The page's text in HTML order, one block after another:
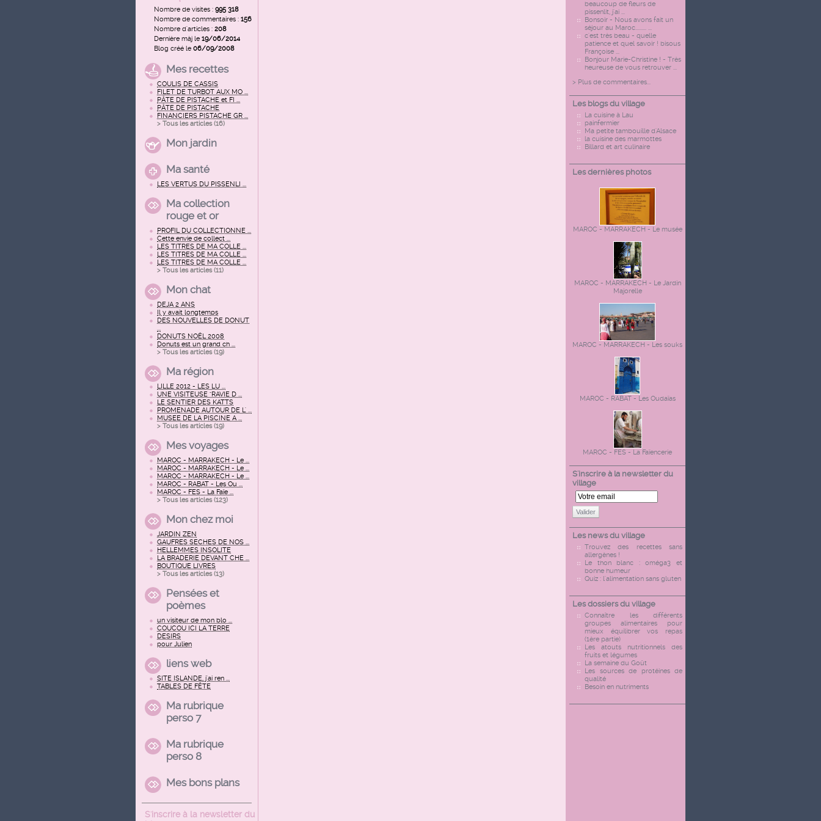
beaucoup de fleurs de
pissenlit, j'ai ...
Bonsoir - Nous avons fait un
séjour au Maroc......... ...
c'est très beau - quelle
patience et quel savoir ! bisous
Françoise ...
Bonjour Marie-Christine ! - Très
heureuse de vous retrouver ...
> Plus de commentaires...
Les blogs du village
La cuisine à Lau
painfermier
Ma petite tambouille d'Alsace
la cuisine des marmottes
Billard et art culinaire
Les dernières photos
MAROC - MARRAKECH - Le musée
MAROC - MARRAKECH - Le Jardin
Majorelle
MAROC - MARRAKECH - Les souks
MAROC - RABAT - Les Oudaïas
MAROC - FES - La Faïencerie
S'inscrire à la newsletter du
village
Valider
Les news du village
Trouvez des recettes sans
allergènes !
Le thon blanc : oméga3 et
bonne humeur
Quiz : l'alimentation sans gluten
Les dossiers du village
Connaître les différents
groupes alimentaires pour
mieux équilibrer vos repas
(1ère partie)
Les atouts nutritionnels des
fruits et légumes
La semaine du Goût
Les sources de protéines de
qualité
Besoin en nutriments
Nombre de visites : 995 318
Nombre de commentaires : 156
Nombre d'articles : 208
Dernière màj le19/06/2014
Blog créé le06/09/2008
Mes recettes
COULIS DE CASSIS
FILET DE TURBOT AUX MO ...
PÂTE DE PISTACHE et FI ...
PÂTE DE PISTACHE
FINANCIERS PISTACHE GR ...
> Tous les articles (16)
Mon jardin
Ma santé
LES VERTUS DU PISSENLI ...
Ma collection
rouge et or
PROFIL DU COLLECTIONNE ...
Cette envie de collect ...
LES TITRES DE MA COLLE ...
LES TITRES DE MA COLLE ...
LES TITRES DE MA COLLE ...
> Tous les articles (11)
Mon chat
DEJA 2 ANS
Il y avait longtemps
DES NOUVELLES DE DONUT
...
DONUTS NOËL 2008
Donuts est un grand ch ...
> Tous les articles (19)
Ma région
LILLE 2012 - LES LU ...
UNE VISITEUSE "RAVIE D ...
LE SENTIER DES KATTS
PROMENADE AUTOUR DE L' ...
MUSEE DE LA PISCINE A ...
> Tous les articles (19)
Mes voyages
MAROC - MARRAKECH - Le ...
MAROC - MARRAKECH - Le ...
MAROC - MARRAKECH - Le ...
MAROC - RABAT - Les Ou ...
MAROC - FES - La Faïe ...
> Tous les articles (123)
Mon chez moi
JARDIN ZEN
GAUFRES SECHES DE NOS ...
HELLEMMES INSOLITE
LA BRADERIE DEVANT CHE ...
BOUTIQUE LIVRES
> Tous les articles (13)
Pensées et
poèmes
un visiteur de mon blo ...
COUCOU ICI LA TERRE
DESIRS
pour Julien
liens web
SITE ISLANDE, j'ai ren ...
TABLES DE FÊTE
Ma rubrique
perso 7
Ma rubrique
perso 8
Mes bons plans
S'inscrire à la newsletter du